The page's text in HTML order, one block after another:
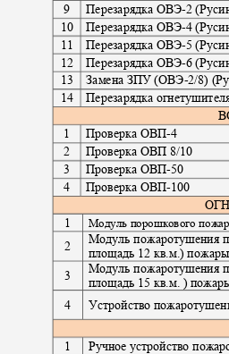
9
Перезарядка ОВЭ-2
10Перезарядка ОВЭ-4
11Перезарядка ОВЭ-5
12Перезарядка ОВЭ-6
13Замена ЗПУ (ОВЭ-2/8)
14Перезарядка
1
2
3
4
Проверка ОВП-4
Проверка ОВП 8/10
Проверка ОВП-50
Проверка ОВП-100
1
2
Модуль порошкового
Модуль пожаротушения
площадь 12 кв.м.) пожары
Модуль пожаротушения
площадь 15 кв.м. )
3
4 Устройство
1
Ручное устройство